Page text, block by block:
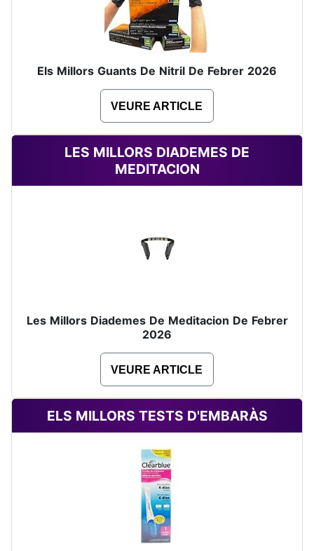
Els Millors Guants De Nitril De Febrer 2026
VEURE ARTICLE
LES MILLORS DIADEMES DE
MEDITACION
Les Millors Diademes De Meditacion De Febrer
2026
VEURE ARTICLE
ELS MILLORS TESTS D'EMBARÀS